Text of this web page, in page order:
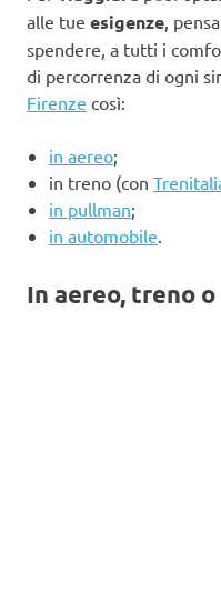
alle tue esigenze,
spendere, a tutti i
di percorrenza di ogni
Firenze così:
in aereo;
in treno (con
in pullman;
in automobile.
In aereo, treno